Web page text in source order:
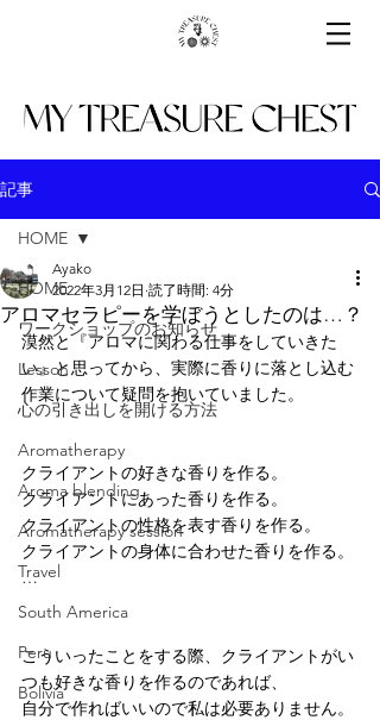
記事
HOME
ワークショップのお知らせ
Lesson
心の引き出しを開ける方法
Aromatherapy
Aroma blending
Aromatherapy session
Travel
South America
Peru
Bolivia
HOME
アロマセラピーを学ぼうとしたのは…？
Ayako
2022年3月12日 読了時間: 4分
漠然と『アロマに関わる仕事をしていきた
い』と思ってから、実際に香りに落とし込む
作業について疑問を抱いていました。
クライアントの好きな香りを作る。
クライアントにあった香りを作る。
クライアントの性格を表す香りを作る。
クライアントの身体に合わせた香りを作る。
…
こういったことをする際、クライアントがい
つも好きな香りを作るのであれば、
自分で作ればいいので私は必要ありません。